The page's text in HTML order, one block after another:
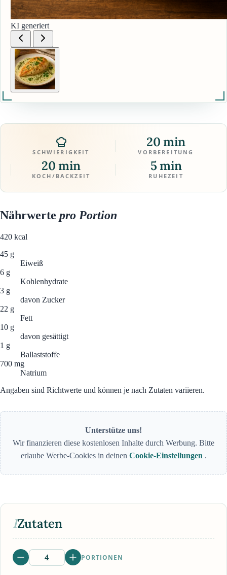
KI generiert
SCHWIERIGKEIT
20 min
VORBEREITUNG
20 min
KOCH/BACKZEIT
5 min
RUHEZEIT
Nährwerte pro Portion
420 kcal
45 g
Eiweiß
6 g
Kohlenhydrate
3 g
davon Zucker
22 g
Fett
10 g
davon gesättigt
1 g
Ballaststoffe
700 mg
Natrium
Angaben sind Richtwerte und können je nach Zutaten variieren.
Unterstütze uns!
Wir finanzieren diese kostenlosen Inhalte durch Werbung. Bitte
erlaube Werbe-Cookies in deinen Cookie-Einstellungen .
IZutaten
PORTIONEN